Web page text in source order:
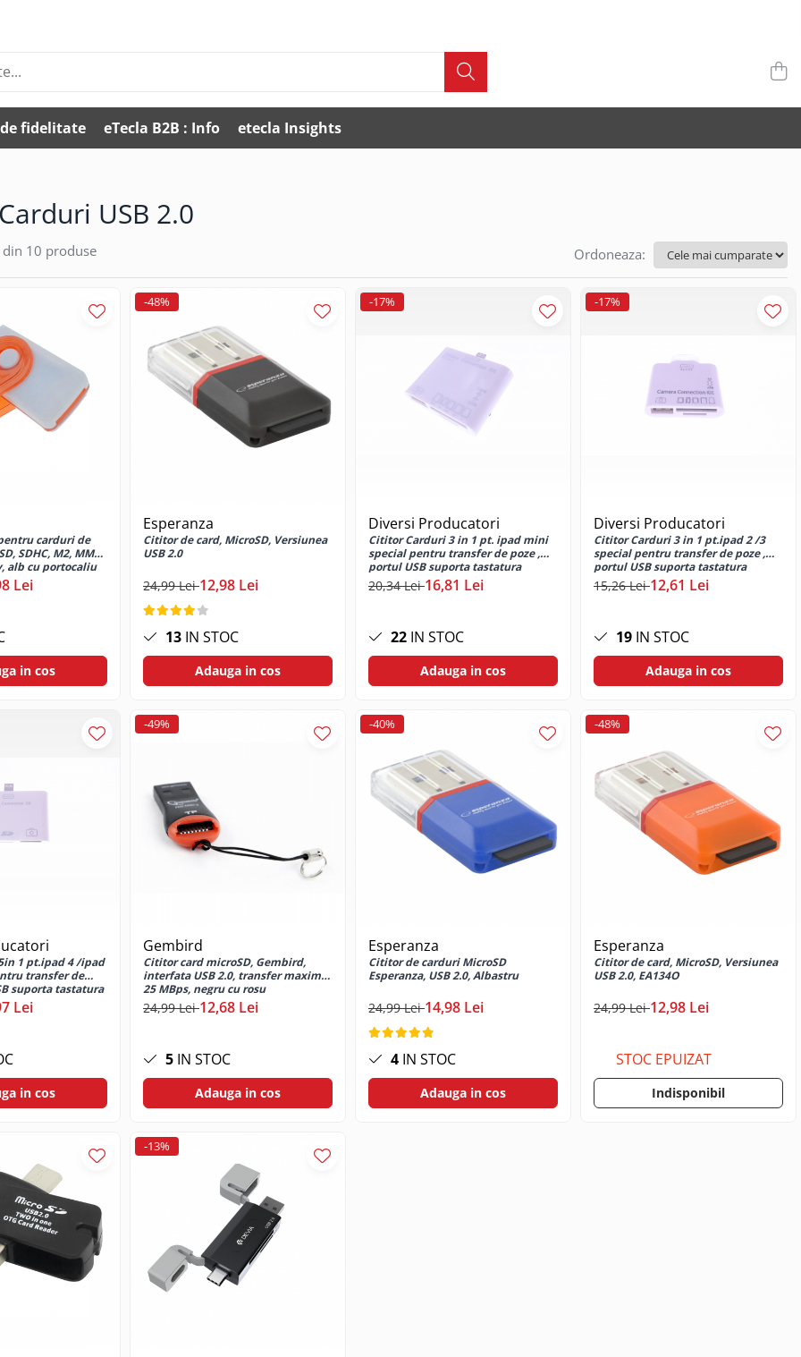
fidelitate eTecla B2B : Info etecla Insights
USB 2.0
din 10 produse Ordoneaza:
carduri de
SDHC, M2, MMC,
alb cu portocaliu
Lei
in cos
-48%
Esperanza
Cititor de card, MicroSD, Versiunea
USB 2.0
24,99 Lei12,98 Lei
13 IN STOC
Adauga in cos
-17%
Diversi Producatori
Cititor Carduri 3 in 1 pt. ipad mini
special pentru transfer de poze ,
portul USB suporta tastatura
externa
20,34 Lei16,81 Lei
22 IN STOC
Adauga in cos
-17%
Diversi Producatori
Cititor Carduri 3 in 1 pt.ipad 2 /3
special pentru transfer de poze ,
portul USB suporta tastatura
externa
15,26 Lei12,61 Lei
19 IN STOC
Adauga in cos
1 pt.ipad 4 /ipad
transfer de
suporta tastatura
Lei
in cos
-49%
Gembird
Cititor card microSD, Gembird,
interfata USB 2.0, transfer maxim
25 MBps, negru cu rosu
24,99 Lei12,68 Lei
5 IN STOC
Adauga in cos
-40%
Esperanza
Cititor de carduri MicroSD
Esperanza, USB 2.0, Albastru
24,99 Lei14,98 Lei
4 IN STOC
Adauga in cos
-48%
Esperanza
Cititor de card, MicroSD, Versiunea
USB 2.0, EA134O
24,99 Lei12,98 Lei
STOC EPUIZAT
Indisponibil
-13%